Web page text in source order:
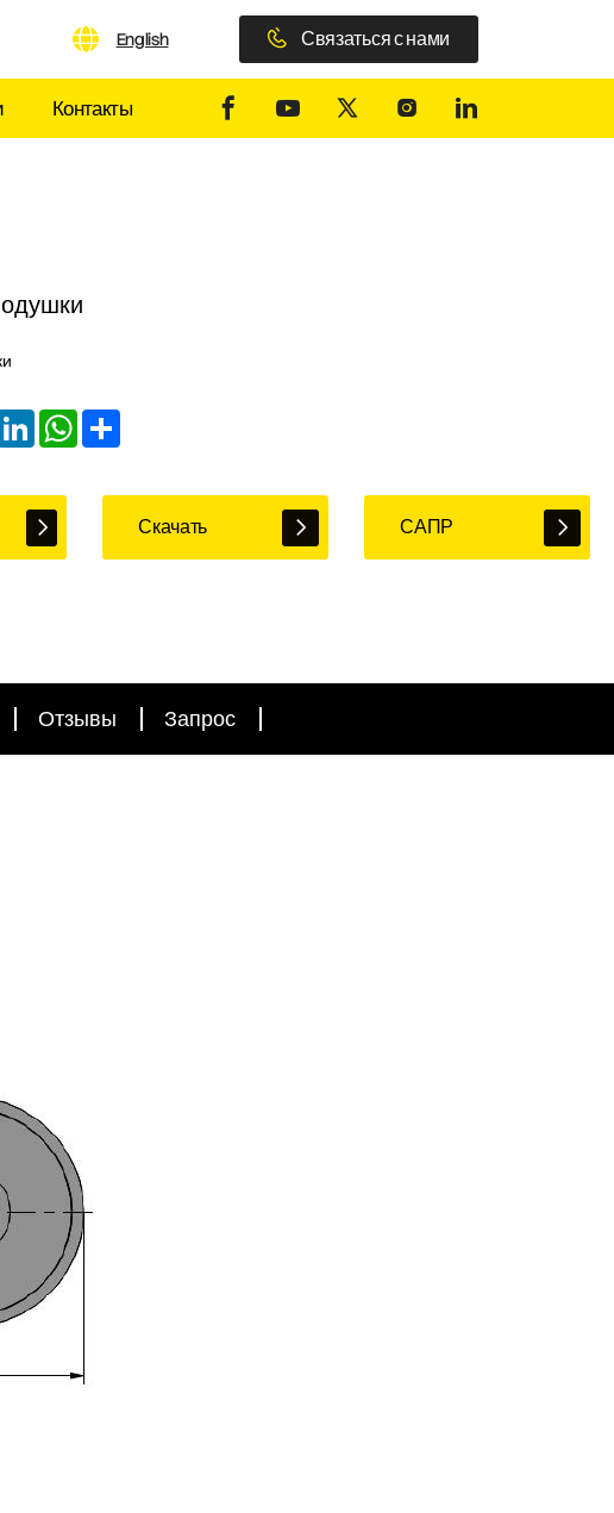
English Связаться с нами
Контакты
LinkedInWhatsApp
Share
Скачать САПР
Отзывы Запрос